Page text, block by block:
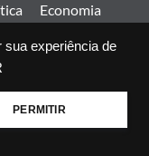
sua experiência de
PERMITIR
Economia
Home
direitos reservados.